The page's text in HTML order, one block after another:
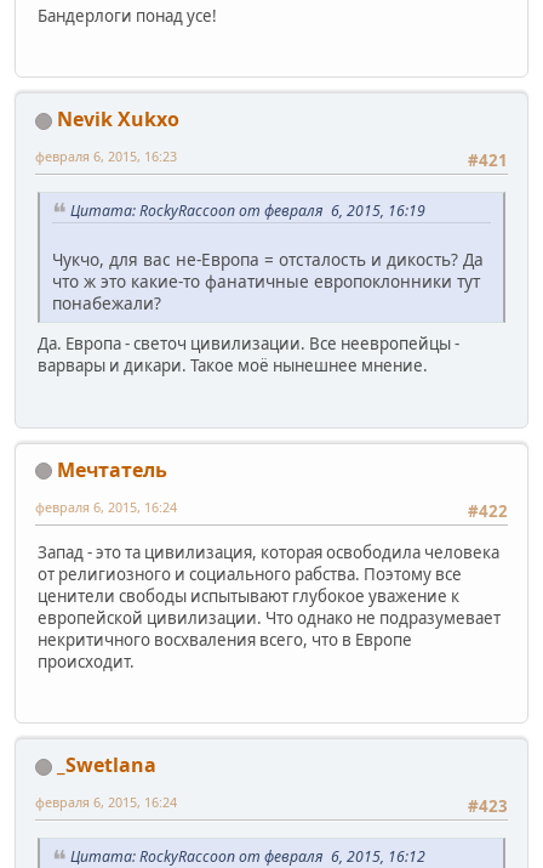
Бандерлоги понад усе!
Nevik Xukxo
#421
февраля 6, 2015, 16:23
Цитата: RockyRaccoon от февраля 6, 2015, 16:19
Чукчо, для вас не-Европа = отсталость и дикость? Да
что ж это какие-то фанатичные европоклонники тут
понабежали?
Да. Европа - светоч цивилизации. Все неевропейцы -
варвары и дикари. Такое моё нынешнее мнение.
Мечтатель
#422
февраля 6, 2015, 16:24
Запад - это та цивилизация, которая освободила человека
от религиозного и социального рабства. Поэтому все
ценители свободы испытывают глубокое уважение к
европейской цивилизации. Что однако не подразумевает
некритичного восхваления всего, что в Европе
происходит.
_Swetlana
#423
февраля 6, 2015, 16:24
Цитата: RockyRaccoon от февраля 6, 2015, 16:12